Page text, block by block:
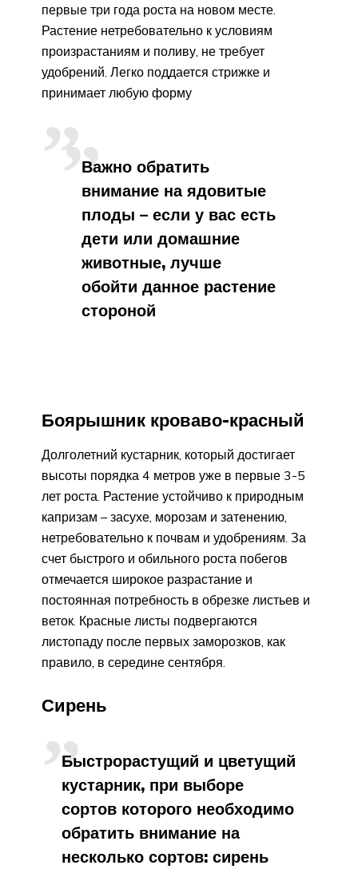
первые три года роста на новом месте.
Растение нетребовательно к условиям
произрастаниям и поливу, не требует
удобрений. Легко поддается стрижке и
принимает любую форму
Важно обратить
внимание на ядовитые
плоды – если у вас есть
дети или домашние
животные, лучше
обойти данное растение
стороной
Боярышник кроваво-красный
Долголетний кустарник, который достигает
высоты порядка 4 метров уже в первые 3-5
лет роста. Растение устойчиво к природным
капризам – засухе, морозам и затенению,
нетребовательно к почвам и удобрениям. За
счет быстрого и обильного роста побегов
отмечается широкое разрастание и
постоянная потребность в обрезке листьев и
веток. Красные листы подвергаются
листопаду после первых заморозков, как
правило, в середине сентября.
Сирень
Быстрорастущий и цветущий
кустарник, при выборе
сортов которого необходимо
обратить внимание на
несколько сортов: сирень